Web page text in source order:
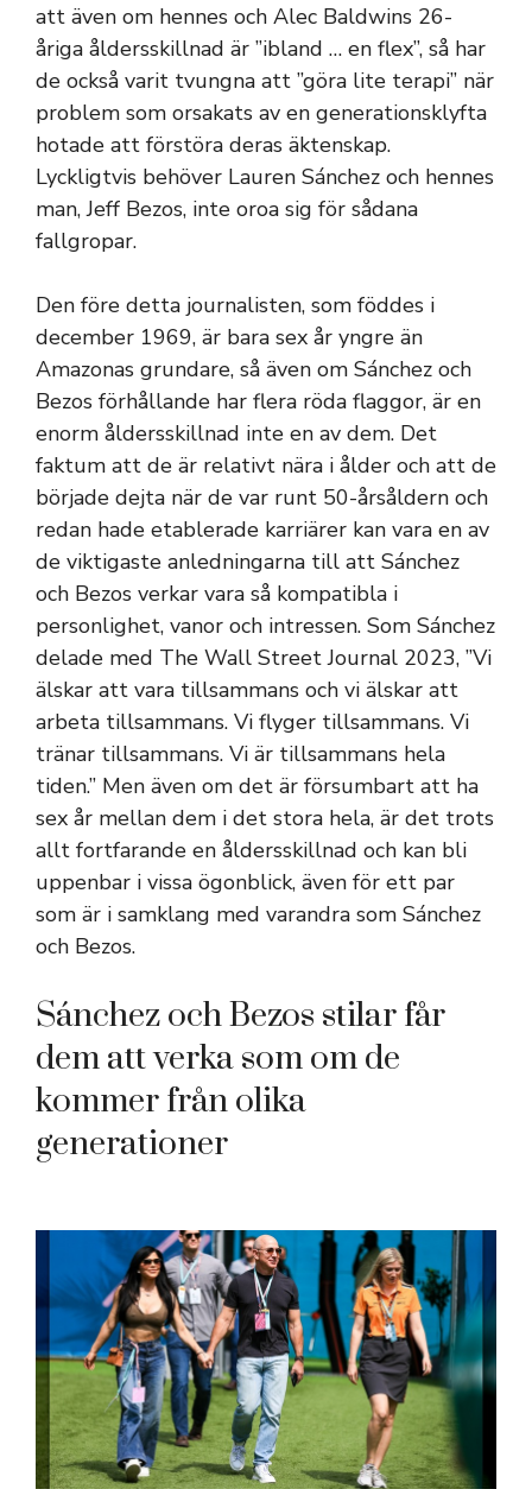
att även om hennes och Alec Baldwins 26-
åriga åldersskillnad är ”ibland … en flex”, så har
de också varit tvungna att ”göra lite terapi” när
problem som orsakats av en generationsklyfta
hotade att förstöra deras äktenskap.
Lyckligtvis behöver Lauren Sánchez och hennes
man, Jeff Bezos, inte oroa sig för sådana
fallgropar.
Den före detta journalisten, som föddes i
december 1969, är bara sex år yngre än
Amazonas grundare, så även om Sánchez och
Bezos förhållande har flera röda flaggor, är en
enorm åldersskillnad inte en av dem. Det
faktum att de är relativt nära i ålder och att de
började dejta när de var runt 50-årsåldern och
redan hade etablerade karriärer kan vara en av
de viktigaste anledningarna till att Sánchez
och Bezos verkar vara så kompatibla i
personlighet, vanor och intressen. Som Sánchez
delade med The Wall Street Journal 2023, ”Vi
älskar att vara tillsammans och vi älskar att
arbeta tillsammans. Vi flyger tillsammans. Vi
tränar tillsammans. Vi är tillsammans hela
tiden.” Men även om det är försumbart att ha
sex år mellan dem i det stora hela, är det trots
allt fortfarande en åldersskillnad och kan bli
uppenbar i vissa ögonblick, även för ett par
som är i samklang med varandra som Sánchez
och Bezos.
Sánchez och Bezos stilar får
dem att verka som om de
kommer från olika
generationer